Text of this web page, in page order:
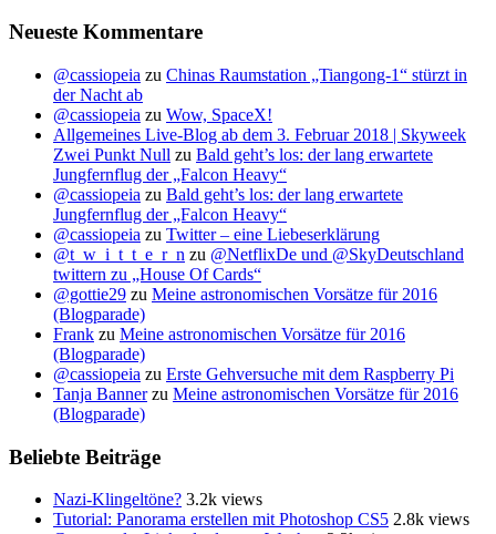
Neueste Kommentare
@cassiopeia zu Chinas Raumstation „Tiangong-1“ stürzt in
der Nacht ab
@cassiopeia zu Wow, SpaceX!
Allgemeines Live-Blog ab dem 3. Februar 2018 | Skyweek
Zwei Punkt Null zu Bald geht’s los: der lang erwartete
Jungfernflug der „Falcon Heavy“
@cassiopeia zu Bald geht’s los: der lang erwartete
Jungfernflug der „Falcon Heavy“
@cassiopeia zu Twitter – eine Liebeserklärung
@t_w_i_t_t_e_r_n zu @NetflixDe und @SkyDeutschland
twittern zu „House Of Cards“
@gottie29 zu Meine astronomischen Vorsätze für 2016
(Blogparade)
Frank zu Meine astronomischen Vorsätze für 2016
(Blogparade)
@cassiopeia zu Erste Gehversuche mit dem Raspberry Pi
Tanja Bannerzu Meine astronomischen Vorsätze für 2016
(Blogparade)
Beliebte Beiträge
Nazi-Klingeltöne? 3.2k views
Tutorial: Panorama erstellen mit Photoshop CS5 2.8k views